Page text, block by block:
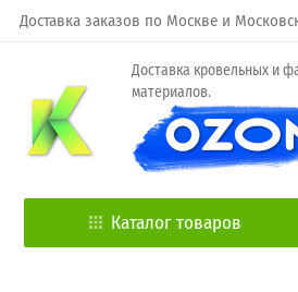
Доставка заказов по Москве и
Доставка кровельных и
материалов.
Каталог товаров